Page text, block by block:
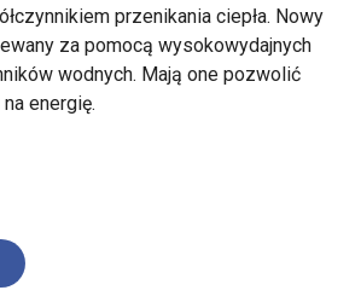
przenikania ciepła. Nowy
za pomocą wysokowydajnych
wodnych. Mają one pozwolić
energię.